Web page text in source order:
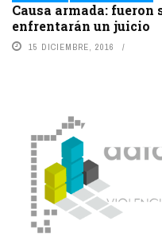
Causa armada: fueron
enfrentarán un juicio
15 DICIEMBRE, 2016